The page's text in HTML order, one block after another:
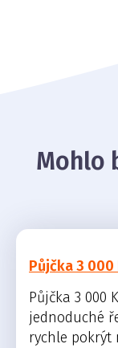
Mohlo
Půjčka 3 000
Půjčka 3 000
jednoduché
rychle pokrýt